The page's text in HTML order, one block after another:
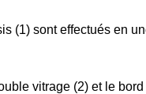
(1) sont effectués en
vitrage (2) et le